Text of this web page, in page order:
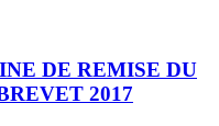
DE REMISE DU
2017